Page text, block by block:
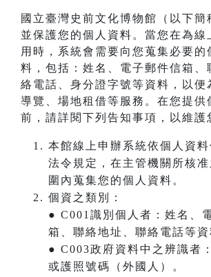
國立臺灣史前文化博物館（以下簡
並保護您的個人資料。當您在為線
用時，系統會需要向您蒐集必要的
料，包括：姓名、電子郵件信箱、
絡電話、身分證字號等資料，以便
導覽、場地租借等服務。在您提供
前，請詳閱下列告知事項，以維護
本館線上申辦系統依個人資
法令規定，在主管機關所核
圍內蒐集您的個人資料。
個資之類別：
● C001識別個人者：姓名、
箱、聯絡地址、聯絡電話等資
● C003政府資料中之辨識者
或護照號碼（外國人）。